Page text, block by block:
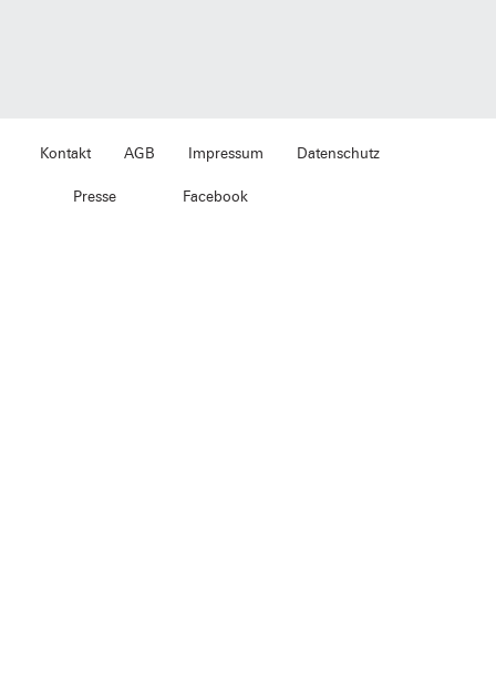
Kontakt AGB Impressum Datenschutz
Presse Facebook